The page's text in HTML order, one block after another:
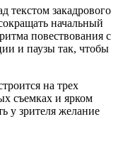
текстом закадрового
начальный
повествования с
и паузы так, чтобы
на трех
съемках и ярком
у зрителя желание